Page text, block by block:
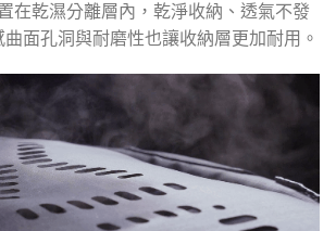
在乾濕分離層內，乾淨收納、透氣不發
面孔洞與耐磨性也讓收納層更加耐用。